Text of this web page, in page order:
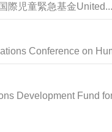
際児童緊急基金United...
Conference on
Development Fund